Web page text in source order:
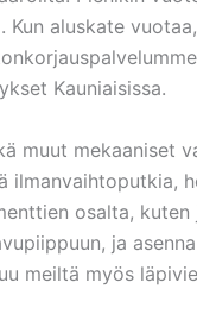
Kun aluskate
Kauniaisissa.
muut
osalta,
ja
meiltä myös